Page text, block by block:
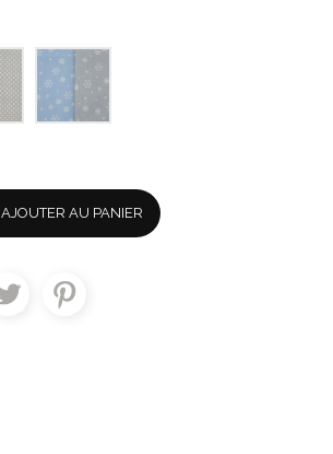
Bleu
marine
beige
ciel
gris
AJOUTER AU PANIER